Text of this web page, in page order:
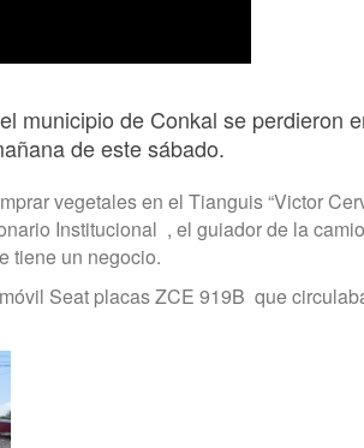
municipio de Conkal se perdieron
de este sábado.
vegetales en el Tianguis “Victor
Institucional , el guiador de la
tiene un negocio.
Seat placas ZCE 919B que